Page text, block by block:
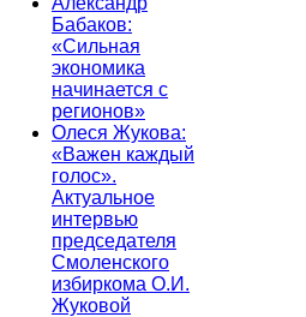
Бабаков:
«Сильная
экономика
начинается с
регионов»
Олеся Жукова:
«Важен каждый
голос».
Актуальное
интервью
председателя
Смоленского
избиркома О.И.
Жуковой